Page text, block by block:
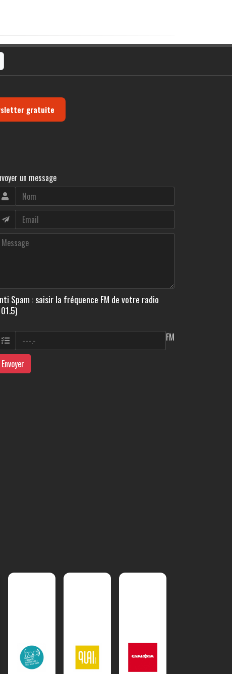
gratuite
un message
Spam : saisir la fréquence FM de votre radio
FM
Envoyer